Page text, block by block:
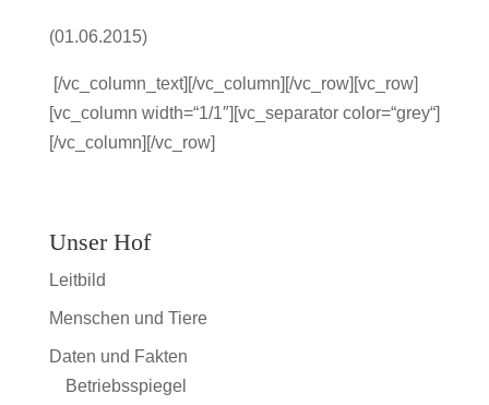
(01.06.2015)
[/vc_column_text][/vc_column][/vc_row][vc_row]
[vc_column width=“1/1″][vc_separator color=“grey“]
[/vc_column][/vc_row]
Unser Hof
Leitbild
Menschen und Tiere
Daten und Fakten
Betriebsspiegel